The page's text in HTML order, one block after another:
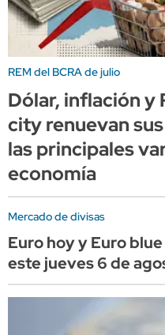
REM del BCRA de julio
Dólar, inflación y
city renuevan
las principales
economía
Mercado de divisas
Euro hoy y Euro
este jueves 6 de